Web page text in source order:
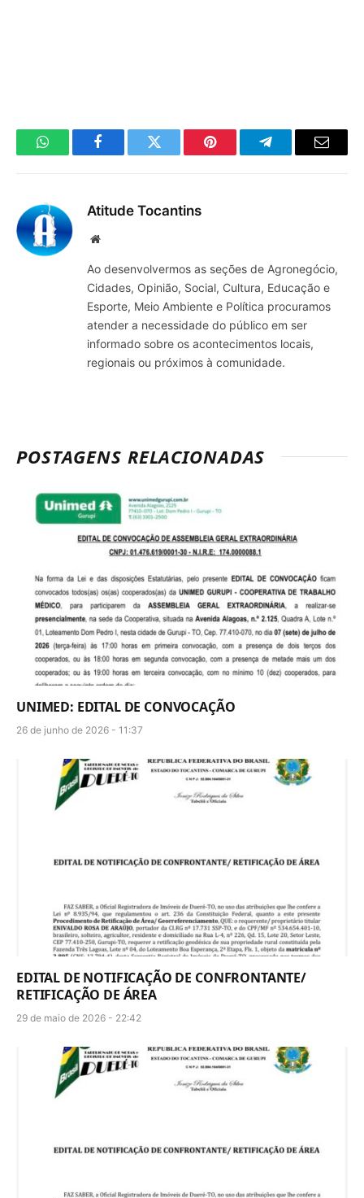
WhatsAppFacebookTwitter Pinterest TelegramaE-
Atitude Tocantins
Site
Ao desenvolvermos as seções de Agronegócio,
Cidades, Opinião, Social, Cultura, Educação e
Esporte, Meio Ambiente e Política procuramos
atender a necessidade do público em ser
informado sobre os acontecimentos locais,
regionais ou próximos à comunidade.
POSTAGENS RELACIONADAS
UNIMED: EDITAL DE CONVOCAÇÃO
26 de junho de 2026 - 11:37
EDITAL DE NOTIFICAÇÃO DE CONFRONTANTE/
RETIFICAÇÃO DE ÁREA
29 de maio de 2026 - 22:42